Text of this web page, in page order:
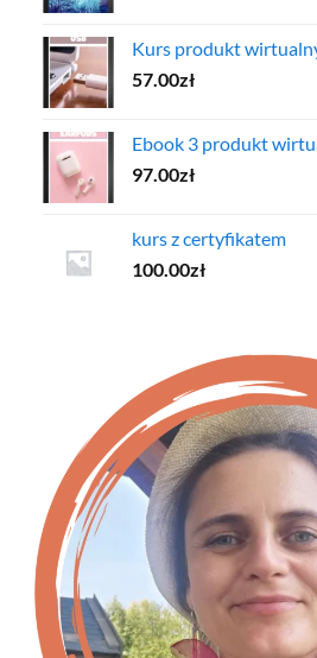
57.00zł.
Kurs produkt
57.00zł
Ebook 3 produkt
97.00zł
kurs z certyfikatem
100.00zł